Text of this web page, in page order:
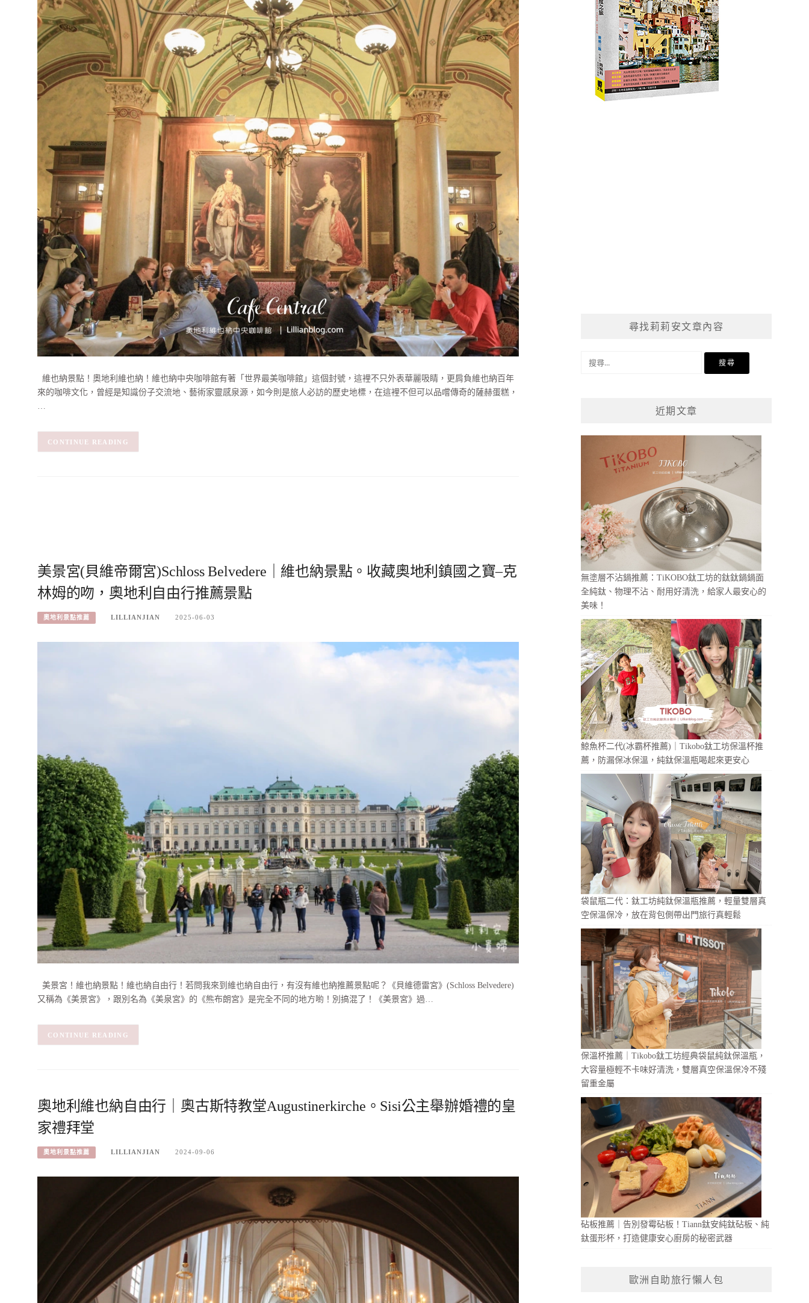
維也納景點！奧地利維也納！維也納中央咖啡館有著「世界最美咖啡館」這個封號，這裡不只外表華麗吸睛，更肩負維也納百年
來的咖啡文化，曾經是知識份子交流地、藝術家靈感泉源，如今則是旅人必訪的歷史地標，在這裡不但可以品嚐傳奇的薩赫蛋糕，
…
CONTINUE READING
美景宮(貝維帝爾宮)Schloss Belvedere｜維也納景點。收藏奧地利鎮國之寶–克
林姆的吻，奧地利自由行推薦景點
奧地利景點推薦 LILLIANJIAN 2025-06-03
美景宮！維也納景點！維也納自由行！若問我來到維也納自由行，有沒有維也納推薦景點呢？《貝維德雷宮》(Schloss Belvedere)
又稱為《美景宮》，跟別名為《美泉宮》的《熊布朗宮》是完全不同的地方喲！別搞混了！《美景宮》過…
CONTINUE READING
奧地利維也納自由行｜奧古斯特教堂Augustinerkirche。Sisi公主舉辦婚禮的皇
家禮拜堂
奧地利景點推薦 LILLIANJIAN 2024-09-06
尋找莉莉安文章內容
近期文章
無塗層不沾鍋推薦：TiKOBO鈦工坊的鈦鈦鍋鍋面
全純鈦、物理不沾、耐用好清洗，給家人最安心的
美味！
鯨魚杯二代(冰霸杯推薦)｜Tikobo鈦工坊保溫杯推
薦，防漏保冰保溫，純鈦保溫瓶喝起來更安心
袋鼠瓶二代：鈦工坊純鈦保溫瓶推薦，輕量雙層真
空保溫保冷，放在背包側帶出門旅行真輕鬆
保溫杯推薦｜Tikobo鈦工坊經典袋鼠純鈦保溫瓶，
大容量極輕不卡味好清洗，雙層真空保溫保冷不殘
留重金屬
砧板推薦｜告別發霉砧板！Tiann鈦安純鈦砧板、純
鈦蛋形杯，打造健康安心廚房的秘密武器
歐洲自助旅行懶人包